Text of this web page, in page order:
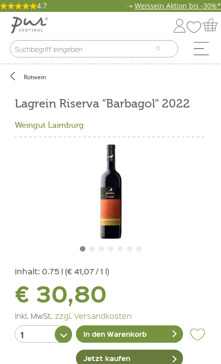
4.7 ➝ Weissein Aktion bis -30%*
Rotwein
Lagrein Riserva "Barbagol" 2022
Weingut Laimburg
Inhalt: 0.75 l (€ 41,07 / 1 l)
€ 30,80
inkl. MwSt. zzgl. Versandkosten
In den Warenkorb
Jetzt kaufen